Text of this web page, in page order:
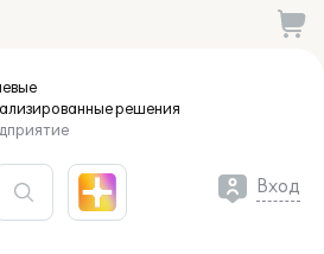
решения
Вход